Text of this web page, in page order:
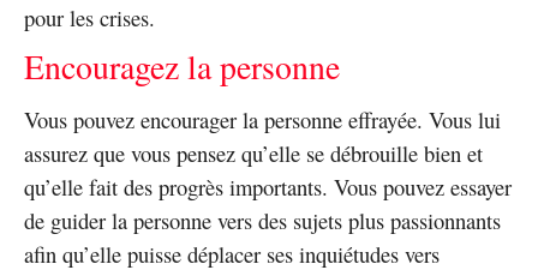
pour les crises.
Encouragez la personne
Vous pouvez encourager la personne effrayée. Vous lui
assurez que vous pensez qu’elle se débrouille bien et
qu’elle fait des progrès importants. Vous pouvez essayer
de guider la personne vers des sujets plus passionnants
afin qu’elle puisse déplacer ses inquiétudes vers